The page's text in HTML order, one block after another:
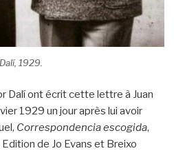
1929.
Dalí ont écrit cette lettre à Juan
1929 un jour après lui avoir
Correspondencia escogida,
de Jo Evans et Breixo